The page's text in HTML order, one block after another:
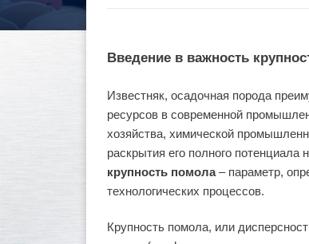
Введение в важность
Известняк, осадочная порода
ресурсов в современной
хозяйства, химической
раскрытия его полного
крупность помола– параметр,
технологических процессов.
Крупность помола, или